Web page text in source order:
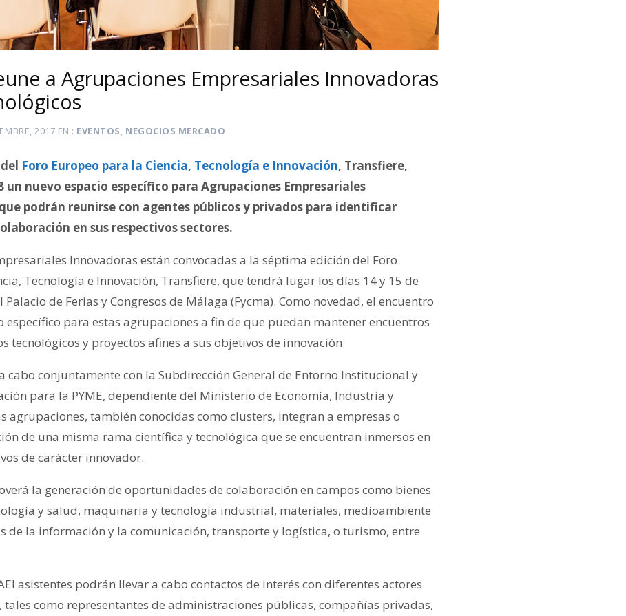
a Agrupaciones Empresariales Innovadoras
2017 EN EVENTOS, NEGOCIOS MERCADO
Foro Europeo para la Ciencia, Tecnología e Innovación, Transfiere,
un nuevo espacio específico para Agrupaciones Empresariales
podrán reunirse con agentes públicos y privados para identificar
en sus respectivos sectores.
Innovadoras están convocadas a la séptima edición del Foro
Tecnología e Innovación, Transfiere, que tendrá lugar los días 14 y 15 de
de Ferias y Congresos de Málaga (Fycma). Como novedad, el encuentro
para estas agrupaciones a fin de que puedan mantener encuentros
tecnológicos y proyectos afines a sus objetivos de innovación.
cabo conjuntamente con la Subdirección General de Entorno Institucional y
para la PYME, dependiente del Ministerio de Economía, Industria y
agrupaciones, también conocidas como clusters, integran a empresas o
de una misma rama científica y tecnológica que se encuentran inmersos en
de carácter innovador.
la generación de oportunidades de colaboración en campos como bienes
y salud, maquinaria y tecnología industrial, materiales, medioambiente
de la información y la comunicación, transporte y logística, o turismo, entre
asistentes podrán llevar a cabo contactos de interés con diferentes actores
como representantes de administraciones públicas, compañías privadas,